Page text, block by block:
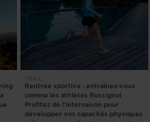
TRAIL
Rentrée sportive : entraînez-vous
comme les athlètes Rossignol
Profitez de l’intersaison pour
développer vos capacités physiques